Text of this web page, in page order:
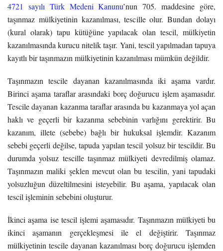
4721 sayılı Türk Medeni Kanunu’nun 705. maddesine göre,
taşınmaz mülkiyetinin kazanılması, tescille olur. Bundan dolayı
(kural olarak) tapu kütüğüne yapılacak olan tescil, mülkiyetin
kazanılmasında kurucu nitelik taşır. Yani, tescil yapılmadan tapuya
kayıtlı bir taşınmazın mülkiyetinin kazanılması mümkün değildir.
Taşınmazın tescile dayanan kazanılmasında iki aşama vardır.
Birinci aşama taraflar arasındaki borç doğurucu işlem aşamasıdır.
Tescile dayanan kazanma taraflar arasında bu kazanmaya yol açan
haklı ve geçerli bir kazanma sebebinin varlığını gerektirir. Bu
kazanım, illete (sebebe) bağlı bir hukuksal işlemdir. Kazanım
sebebi geçerli değilse, tapuda yapılan tescil yolsuz bir tescildir. Bu
durumda yolsuz tescille taşınmaz mülkiyeti devredilmiş olamaz.
Taşınmazın maliki şeklen mevcut olan bu tescilin, yani tapudaki
yolsuzluğun düzeltilmesini isteyebilir. Bu aşama, yapılacak olan
tescil işleminin sebebini oluşturur.
İkinci aşama ise tescil işlemi aşamasıdır. Taşınmazın mülkiyeti bu
ikinci aşamanın gerçekleşmesi ile el değiştirir. Taşınmaz
mülkiyetinin tescile dayanan kazanılması borç doğurucu işlemden